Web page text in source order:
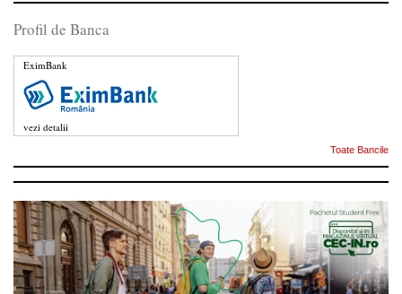
Profil de Banca
EximBank
vezi detalii
Toate Bancile